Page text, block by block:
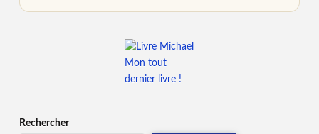
Mon tout
dernier livre !
Rechercher